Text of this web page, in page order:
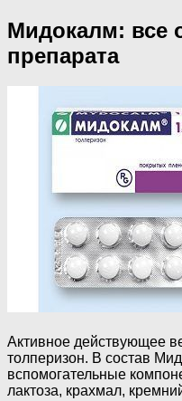
Мидокалм: все
препарата
Активное действующее
толперизон. В состав
вспомогательные
лактоза, крахмал,